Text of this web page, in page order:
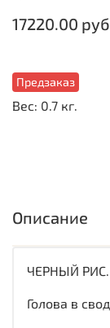
Предзаказ
17220.00 руб
Вес: 0.7 кг.
Описание
ЧЕРНЫЙ РИС.
Голова в